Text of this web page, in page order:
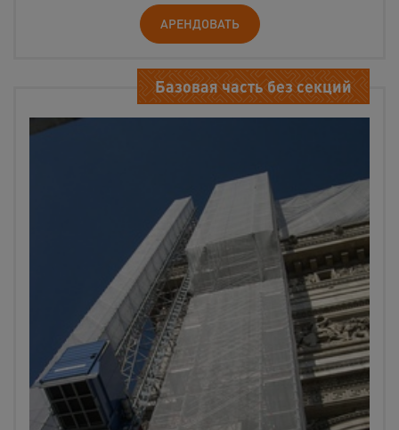
АРЕНДОВАТЬ
Базовая часть без секций